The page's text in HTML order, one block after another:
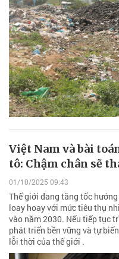
Việt Nam và bài
tô: Chậm chân sẽ
01/10/2025 09:43
Thế giới đang tăng tốc
loay hoay với mức tiêu thụ
vào năm 2030. Nếu tiếp tục
phát triển bền vững và tự
lỗi thời của thế giới .